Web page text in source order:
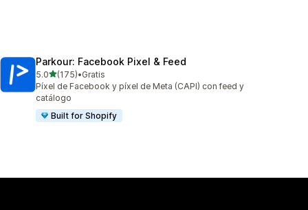
Parkour: Facebook Pixel & Feed
5.0de 5 estrellas
(175)
175 reseñas en total
•Gratis
Píxel de Facebook y píxel de Meta (CAPI) con feed y
catálogo
Built for Shopify